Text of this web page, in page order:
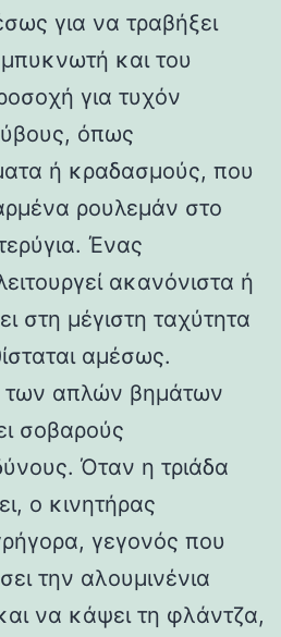
για να τραβήξει
και του
για τυχόν
όπως
ή κραδασμούς, που
ρουλεμάν στο
Ένας
ακανόνιστα ή
στη μέγιστη ταχύτητα
αμέσως.
απλών βημάτων
σοβαρούς
Όταν η τριάδα
ο κινητήρας
γεγονός που
την αλουμινένια
να κάψει τη φλάντζα,